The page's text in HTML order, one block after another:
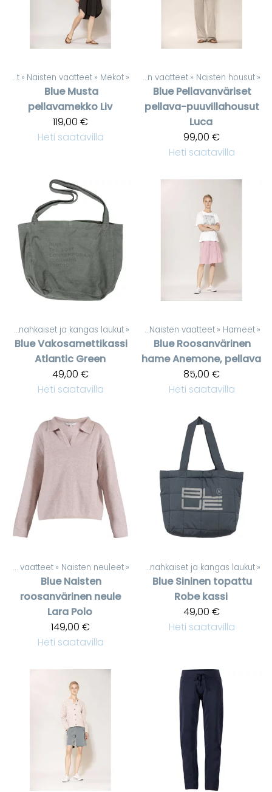
Tuotteet ‪» Naisten vaatteet ‪» Mekot ‪»
Blue Musta
pellavamekko Liv
119,00 €
Heti saatavilla
Tuotteet‪» Naisten vaatteet ‪» Naisten housut ‪»
Blue Pellavanväriset
pellava-puuvillahousut
Luca
99,00 €
Heti saatavilla
Keinonahkaiset ja kangas laukut ‪»
BlueVakosamettikassi
Atlantic Green
49,00 €
Heti saatavilla
Tuotteet ‪» Naisten vaatteet ‪» Hameet ‪»
Blue Roosanvärinen
hame Anemone, pellava
85,00 €
Heti saatavilla
Naisten vaatteet ‪» Naisten neuleet ‪»
Blue Naisten
roosanvärinen neule
Lara Polo
149,00 €
Heti saatavilla
‪» Asusteet ‪» Laukut ja kassit‪» Keinonahkaiset ja kangas laukut ‪»
Blue Sininen topattu
Robe kassi
49,00 €
Heti saatavilla